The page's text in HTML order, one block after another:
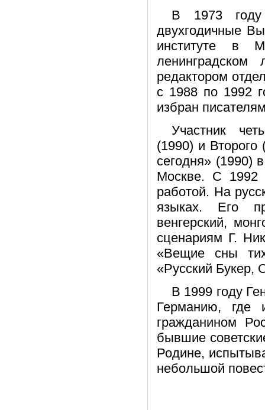
В 1973 году
двухгодичные
институте в
ленинградском
редактором
с 1988 по 1992
избран
Участник
(1990) и
сегодня» (1990)
Москве. С 1992
работой. На
языках. Его
венгерский,
сценариям Г.
«Вещие сны
«Русский Букер,
В 1999 году
Германию, где
гражданином
бывшие
Родине,
небольшой